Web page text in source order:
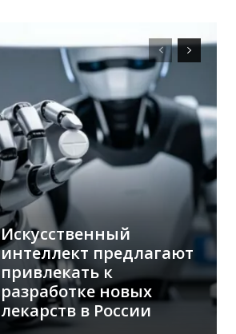
Искусственный
интеллект предлагают
привлекать к
разработке новых
лекарств в России